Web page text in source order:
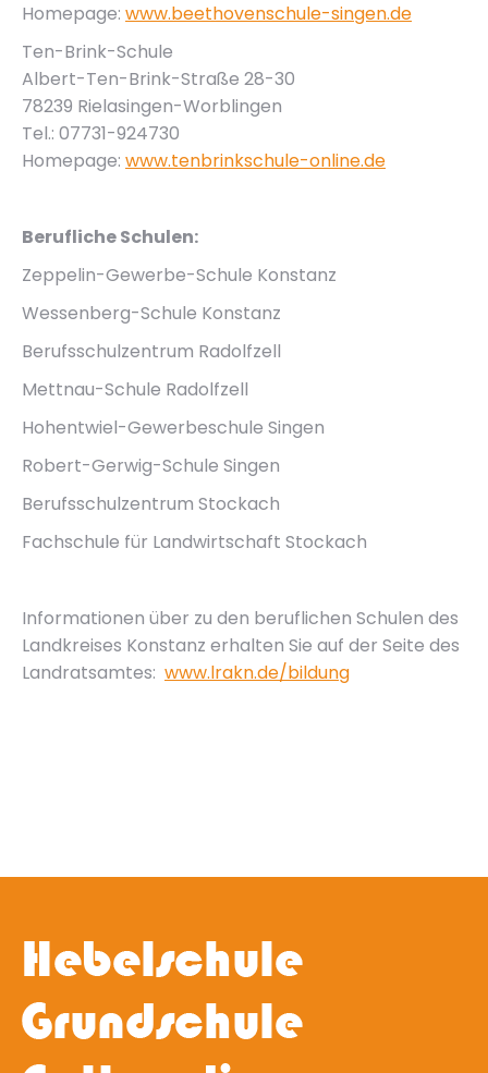
Homepage: www.beethovenschule-singen.de
Ten-Brink-Schule
Albert-Ten-Brink-Straße 28-30
78239 Rielasingen-Worblingen
Tel.: 07731-924730
Homepage: www.tenbrinkschule-online.de
Berufliche Schulen:
Zeppelin-Gewerbe-Schule Konstanz
Wessenberg-Schule Konstanz
Berufsschulzentrum Radolfzell
Mettnau-Schule Radolfzell
Hohentwiel-Gewerbeschule Singen
Robert-Gerwig-Schule Singen
Berufsschulzentrum Stockach
Fachschule für Landwirtschaft Stockach
Informationen über zu den beruflichen Schulen des
Landkreises Konstanz erhalten Sie auf der Seite des
Landratsamtes: www.lrakn.de/bildung